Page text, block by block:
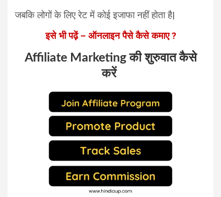
जबकि लोगों के लिए रेट में कोई इजाफा नहीं होता है|
इसे भी पढ़ें – ऑनलाइन पैसे कैसे कमाए ?
Affiliate Marketing की शुरुवात कैसे
करें